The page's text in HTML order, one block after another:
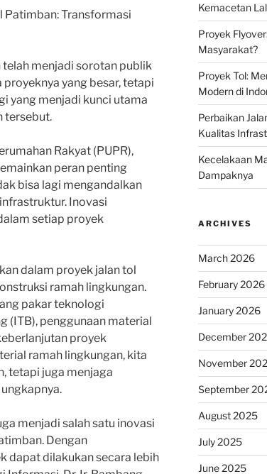
Patimban: Transformasi
menjadi sorotan publik
proyeknya yang besar, tetapi
yang menjadi kunci utama
tersebut.
Rakyat (PUPR),
peran penting
bisa lagi mengandalkan
Inovasi
setiap proyek
dalam proyek jalan tol
ramah lingkungan.
pakar teknologi
(ITB), penggunaan material
proyek
ramah lingkungan, kita
tetapi juga menjaga
menjadi salah satu inovasi
Dengan
dapat dilakukan secara lebih
Kemacetan
Proyek
Masyarakat?
Proyek Tol:
Modern di
Perbaikan
Kualitas
Kecelakaan
Dampaknya
ARCHIVES
March 2026
February 2026
January 2026
December
November
September
August 2025
July 2025
June 2025